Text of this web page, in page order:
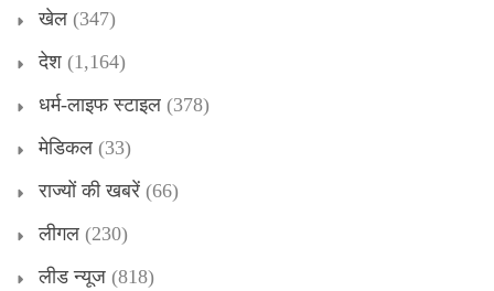
खेल (347)
देश (1,164)
धर्म-लाइफ स्टाइल (378)
मेडिकल (33)
राज्यों की खबरें (66)
लीगल (230)
लीड न्यूज (818)